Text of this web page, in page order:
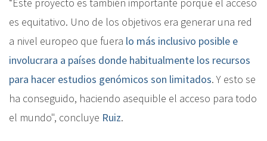
es equitativo. Uno de los objetivos era generar una red
a nivel europeo que fuera lo más inclusivo posible e
involucrara a países donde habitualmente los recursos
para hacer estudios genómicos son limitados. Y esto se
ha conseguido, haciendo asequible el acceso para todo
el mundo", concluye Ruiz.